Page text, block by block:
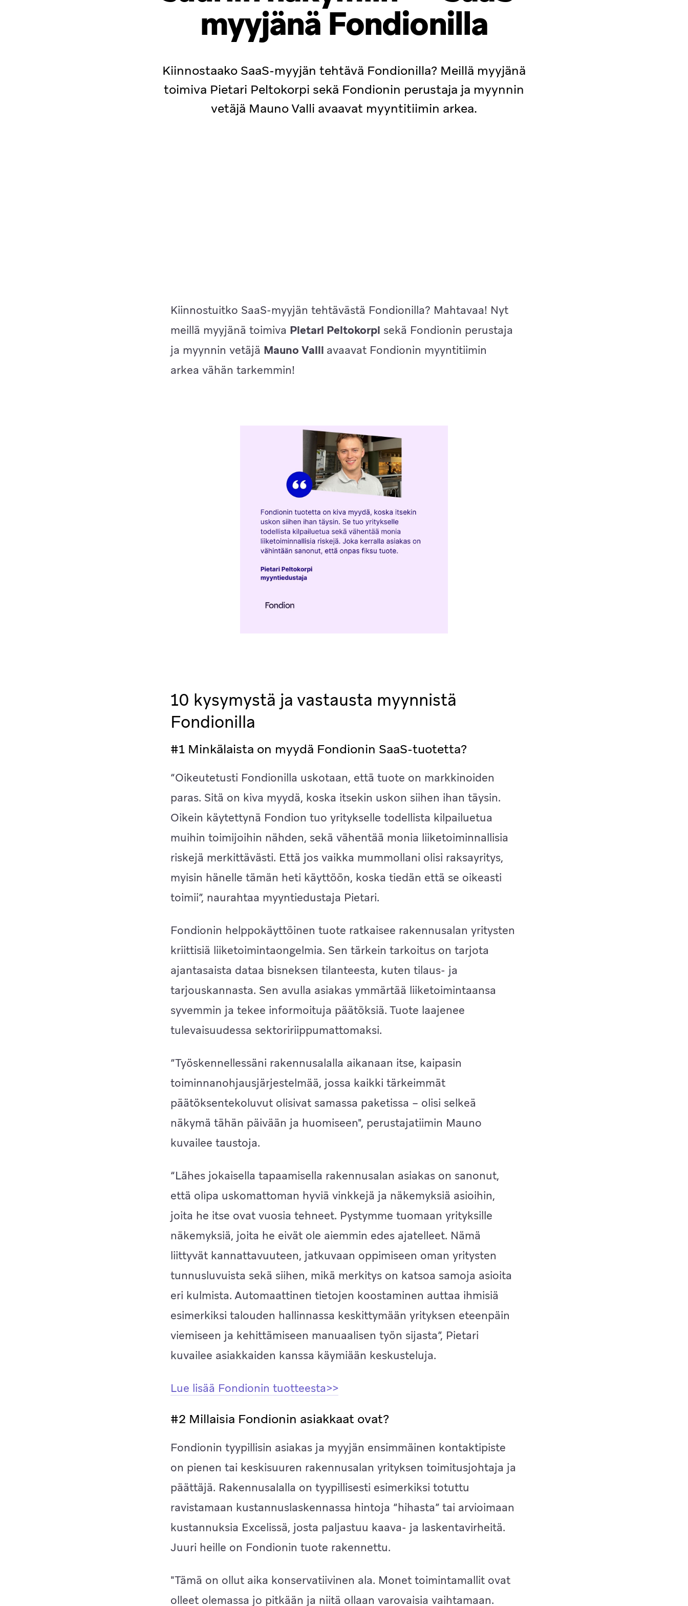
myyjänä Fondionilla
Kiinnostaako SaaS-myyjän tehtävä Fondionilla? Meillä myyjänä
toimiva Pietari Peltokorpi sekä Fondionin perustaja ja myynnin
vetäjä Mauno Valli avaavat myyntitiimin arkea.
Kiinnostuitko SaaS-myyjän tehtävästä Fondionilla? Mahtavaa! Nyt
meillä myyjänä toimiva Pietari Peltokorpi sekä Fondionin perustaja
ja myynnin vetäjä Mauno Valli avaavat Fondionin myyntitiimin
arkea vähän tarkemmin!
10 kysymystä ja vastausta myynnistä
Fondionilla
#1 Minkälaista on myydä Fondionin SaaS-tuotetta?
“Oikeutetusti Fondionilla uskotaan, että tuote on markkinoiden
paras. Sitä on kiva myydä, koska itsekin uskon siihen ihan täysin.
Oikein käytettynä Fondion tuo yritykselle todellista kilpailuetua
muihin toimijoihin nähden, sekä vähentää monia liiketoiminnallisia
riskejä merkittävästi. Että jos vaikka mummollani olisi raksayritys,
myisin hänelle tämän heti käyttöön, koska tiedän että se oikeasti
toimii”, naurahtaa myyntiedustaja Pietari.
Fondionin helppokäyttöinen tuote ratkaisee rakennusalan yritysten
kriittisiä liiketoimintaongelmia. Sen tärkein tarkoitus on tarjota
ajantasaista dataa bisneksen tilanteesta, kuten tilaus- ja
tarjouskannasta. Sen avulla asiakas ymmärtää liiketoimintaansa
syvemmin ja tekee informoituja päätöksiä. Tuote laajenee
tulevaisuudessa sektoririippumattomaksi.
“Työskennellessäni rakennusalalla aikanaan itse, kaipasin
toiminnanohjausjärjestelmää, jossa kaikki tärkeimmät
päätöksentekoluvut olisivat samassa paketissa – olisi selkeä
näkymä tähän päivään ja huomiseen", perustajatiimin Mauno
kuvailee taustoja.
“Lähes jokaisella tapaamisella rakennusalan asiakas on sanonut,
että olipa uskomattoman hyviä vinkkejä ja näkemyksiä asioihin,
joita he itse ovat vuosia tehneet. Pystymme tuomaan yrityksille
näkemyksiä, joita he eivät ole aiemmin edes ajatelleet. Nämä
liittyvät kannattavuuteen, jatkuvaan oppimiseen oman yritysten
tunnusluvuista sekä siihen, mikä merkitys on katsoa samoja asioita
eri kulmista. Automaattinen tietojen koostaminen auttaa ihmisiä
esimerkiksi talouden hallinnassa keskittymään yrityksen eteenpäin
viemiseen ja kehittämiseen manuaalisen työn sijasta”, Pietari
kuvailee asiakkaiden kanssa käymiään keskusteluja.
Lue lisää Fondionin tuotteesta>>
#2 Millaisia Fondionin asiakkaat ovat?
Fondionin tyypillisin asiakas ja myyjän ensimmäinen kontaktipiste
on pienen tai keskisuuren rakennusalan yrityksen toimitusjohtaja ja
päättäjä. Rakennusalalla on tyypillisesti esimerkiksi totuttu
ravistamaan kustannuslaskennassa hintoja “hihasta” tai arvioimaan
kustannuksia Excelissä, josta paljastuu kaava- ja laskentavirheitä.
Juuri heille on Fondionin tuote rakennettu.
"Tämä on ollut aika konservatiivinen ala. Monet toimintamallit ovat
olleet olemassa jo pitkään ja niitä ollaan varovaisia vaihtamaan.